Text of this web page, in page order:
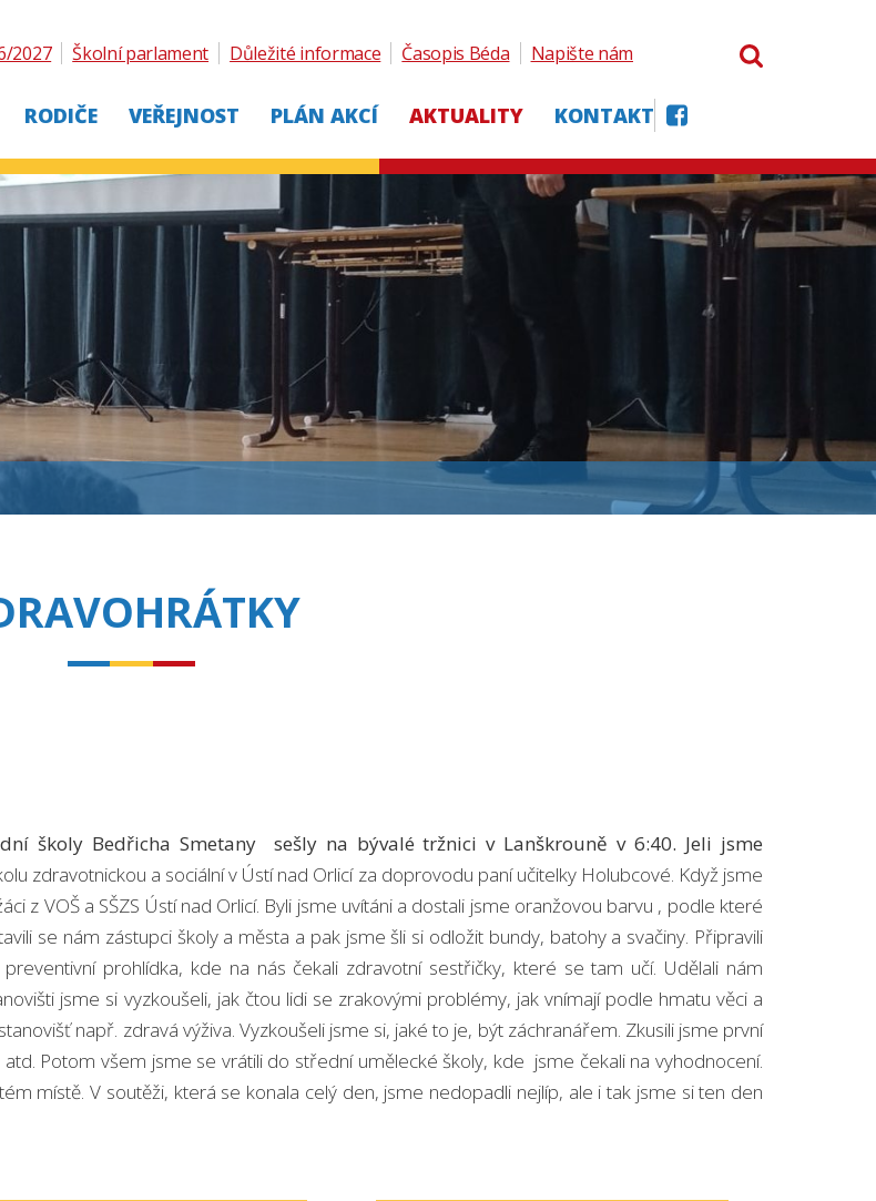
RODIČE VEŘEJNOST PLÁN AKCÍ AKTUALITY KONTAKT
2027 Školní parlament Důležité informace Časopis Béda Napište nám
školy Bedřicha Smetany sešly na bývalé tržnici v Lanškrouně v 6:40. Jeli jsme
zdravotnickou a sociální v Ústí nad Orlicí za doprovodu paní učitelky Holubcové. Když jsme
z VOŠ a SŠZS Ústí nad Orlicí. Byli jsme uvítáni a dostali jsme oranžovou barvu , podle které
se nám zástupci školy a města a pak jsme šli si odložit bundy, batohy a svačiny. Připravili
prohlídka, kde na nás čekali zdravotní sestřičky, které se tam učí. Udělali nám
jsme si vyzkoušeli, jak čtou lidi se zrakovými problémy, jak vnímají podle hmatu věci a
např. zdravá výživa. Vyzkoušeli jsme si, jaké to je, být záchranářem. Zkusili jsme první
Potom všem jsme se vrátili do střední umělecké školy, kde jsme čekali na vyhodnocení.
místě. V soutěži, která se konala celý den, jsme nedopadli nejlíp, ale i tak jsme si ten den